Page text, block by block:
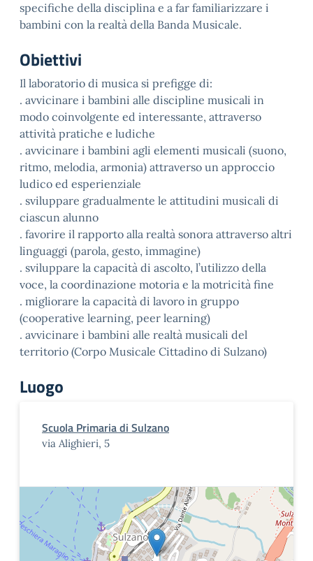
specifiche della disciplina e a far familiarizzare i
bambini con la realtà della Banda Musicale.
Obiettivi
Il laboratorio di musica si prefigge di:
. avvicinare i bambini alle discipline musicali in
modo coinvolgente ed interessante, attraverso
attività pratiche e ludiche
. avvicinare i bambini agli elementi musicali (suono,
ritmo, melodia, armonia) attraverso un approccio
ludico ed esperienziale
. sviluppare gradualmente le attitudini musicali di
ciascun alunno
. favorire il rapporto alla realtà sonora attraverso altri
linguaggi (parola, gesto, immagine)
. sviluppare la capacità di ascolto, l’utilizzo della
voce, la coordinazione motoria e la motricità fine
. migliorare la capacità di lavoro in gruppo
(cooperative learning, peer learning)
. avvicinare i bambini alle realtà musicali del
territorio (Corpo Musicale Cittadino di Sulzano)
Luogo
Scuola Primaria di Sulzano
via Alighieri, 5